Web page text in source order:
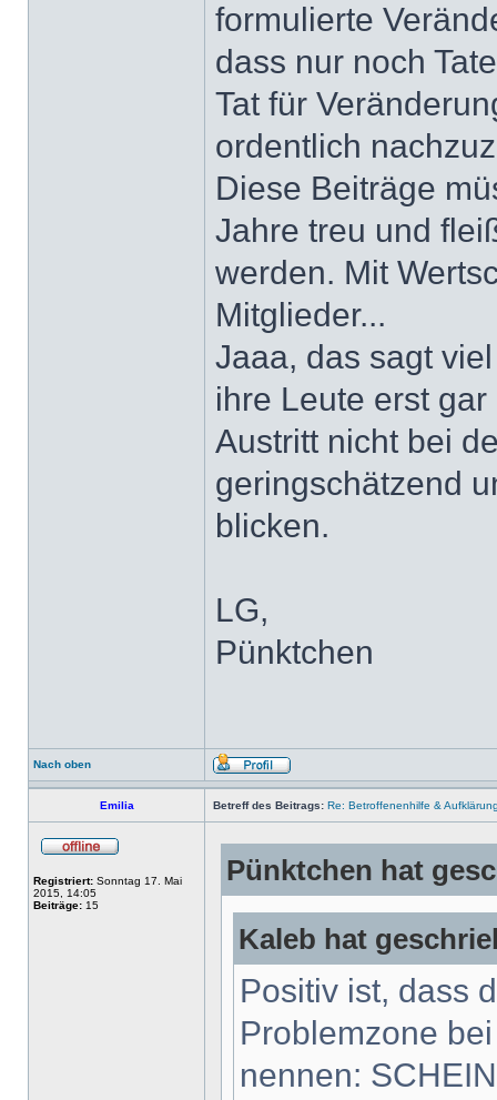
formulierte
dass nur noch
Tat für
ordentlich
Diese Beiträge
Jahre treu und
werden. Mit
Mitglieder...
Jaaa, das sagt
ihre Leute erst
Austritt nicht bei
geringschätzend
blicken.
LG,
Pünktchen
Nach oben
Emilia Betreff des Beitrags: Re: Betroffenenhilfe &
Registriert: Sonntag 17. Mai
2015, 14:05
Beiträge: 15
Pünktchen hat
Kaleb hat
Positiv ist, dass
Problemzone
nennen: